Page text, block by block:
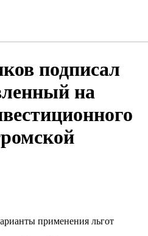
подписал
на
применения льгот